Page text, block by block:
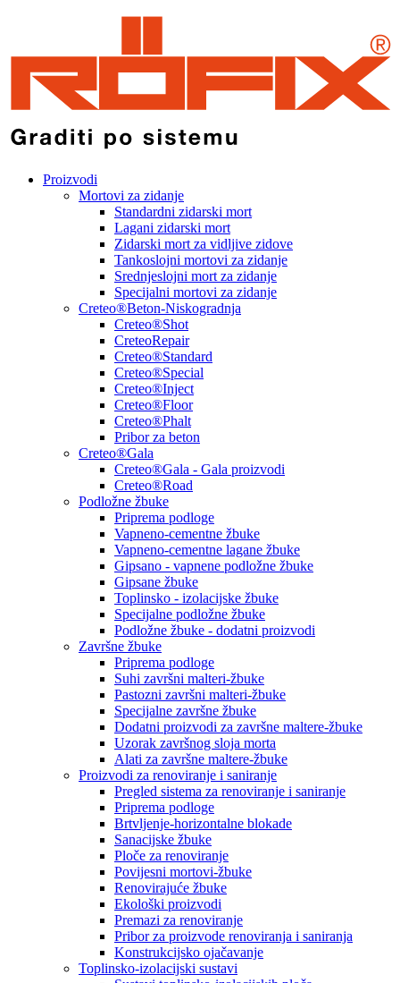
Proizvodi
Mortovi za zidanje
Standardni zidarski mort
Lagani zidarski mort
Zidarski mort za vidljive zidove
Tankoslojni mortovi za zidanje
Srednjeslojni mort za zidanje
Specijalni mortovi za zidanje
Creteo®Beton-Niskogradnja
Creteo®Shot
CreteoRepair
Creteo®Standard
Creteo®Special
Creteo®Inject
Creteo®Floor
Creteo®Phalt
Pribor za beton
Creteo®Gala
Creteo®Gala - Gala proizvodi
Creteo®Road
Podložne žbuke
Priprema podloge
Vapneno-cementne žbuke
Vapneno-cementne lagane žbuke
Gipsano - vapnene podložne žbuke
Gipsane žbuke
Toplinsko - izolacijske žbuke
Specijalne podložne žbuke
Podložne žbuke - dodatni proizvodi
Završne žbuke
Priprema podloge
Suhi završni malteri-žbuke
Pastozni završni malteri-žbuke
Specijalne završne žbuke
Dodatni proizvodi za završne maltere-žbuke
Uzorak završnog sloja morta
Alati za završne maltere-žbuke
Proizvodi za renoviranje i saniranje
Pregled sistema za renoviranje i saniranje
Priprema podloge
Brtvljenje-horizontalne blokade
Sanacijske žbuke
Ploče za renoviranje
Povijesni mortovi-žbuke
Renovirajuće žbuke
Ekološki proizvodi
Premazi za renoviranje
Pribor za proizvode renoviranja i saniranja
Konstrukcijsko ojačavanje
Toplinsko-izolacijski sustavi